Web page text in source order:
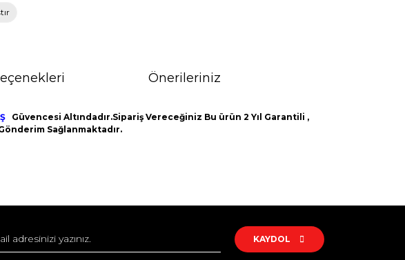
Önerileriniz
Güvencesi Altındadır.Sipariş Vereceğiniz Bu ürün 2 Yıl Garantili ,
Sağlanmaktadır.
KAYDOL